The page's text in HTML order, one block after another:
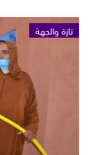
تازة والجهة